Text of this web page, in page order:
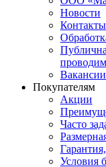
Новости
Контакты
Вакансии
Покупателям
Акции
Часто
Условия